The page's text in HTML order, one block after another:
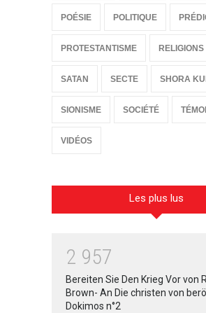
POÉSIE POLITIQUE
PROTESTANTISME RELIGIONS
SATAN SECTE SHORA
SIONISME SOCIÉTÉ
VIDÉOS
Les plus lus
2 957
Bereiten Sie Den Krieg Vor von
Brown- An Die christen von
Dokimos n°2